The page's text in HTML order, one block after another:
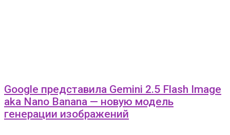
Google представила Gemini 2.5 Flash Image
aka Nano Banana — новую модель
генерации изображений